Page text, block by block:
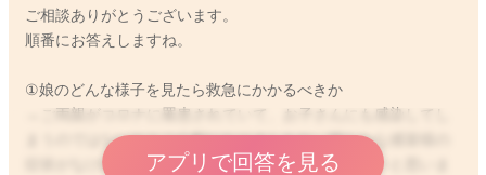
ご相談ありがとうございます。
順番にお答えしますね。
①娘のどんな様子を見たら救急にかかるべきか
→ご両親がコロナに罹患されていて、お子さんにも感染してし
まうのではないかとご心配になりましたね。明らかな感冒様の
症状がなければ、まずはご様子を見ていただいていいと思いま
アプリで回答を見る